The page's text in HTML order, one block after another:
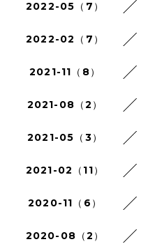
2022-05（7）
2022-02（7）
2021-11（8）
2021-08（2）
2021-05（3）
2021-02（11）
2020-11（6）
2020-08（2）